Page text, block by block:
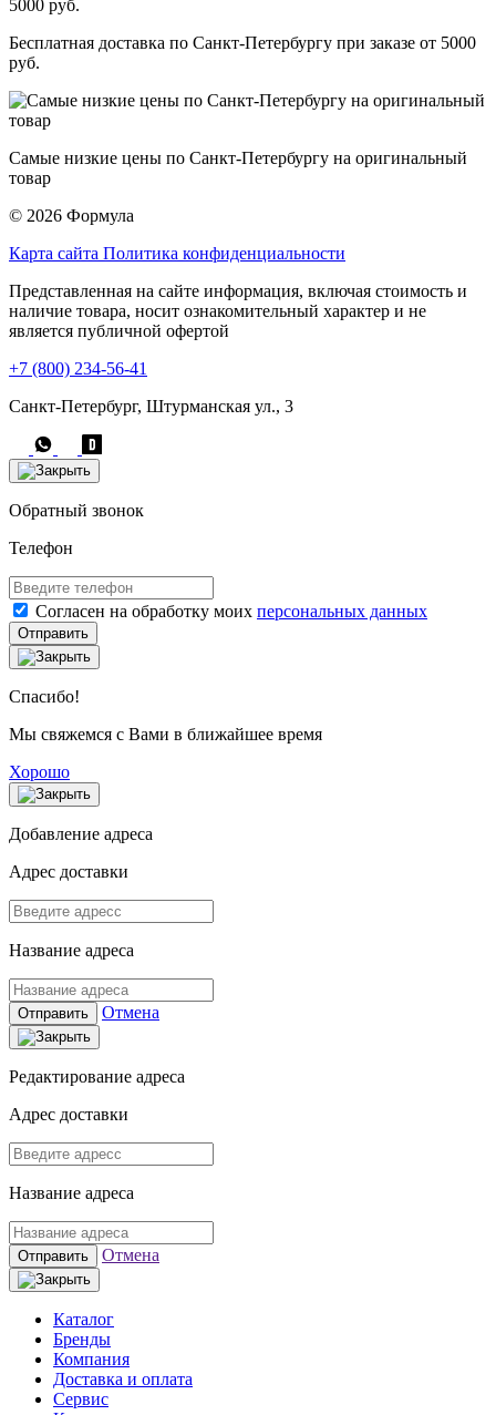
Бесплатная доставка по Санкт-Петербургу при заказе от 5000
руб.
Самые низкие цены по Санкт-Петербургу на оригинальный
товар
© 2026 Формула
Карта сайта Политика конфиденциальности
Представленная на сайте информация, включая стоимость и
наличие товара, носит ознакомительный характер и не
является публичной офертой
+7 (800) 234-56-41
Санкт-Петербург, Штурманская ул., 3
Обратный звонок
Телефон
Согласен на обработку моих персональных данных
Отправить
Спасибо!
Мы свяжемся с Вами в ближайшее время
Хорошо
Добавление адреса
Адрес доставки
Название адреса
Отправить Отмена
Редактирование адреса
Адрес доставки
Название адреса
Отправить Отмена
Каталог
Бренды
Компания
Доставка и оплата
Сервис